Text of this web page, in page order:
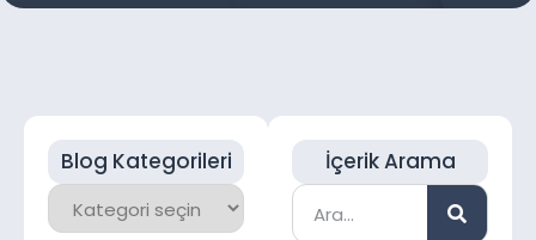
Blog Kategorileri İçerik Arama